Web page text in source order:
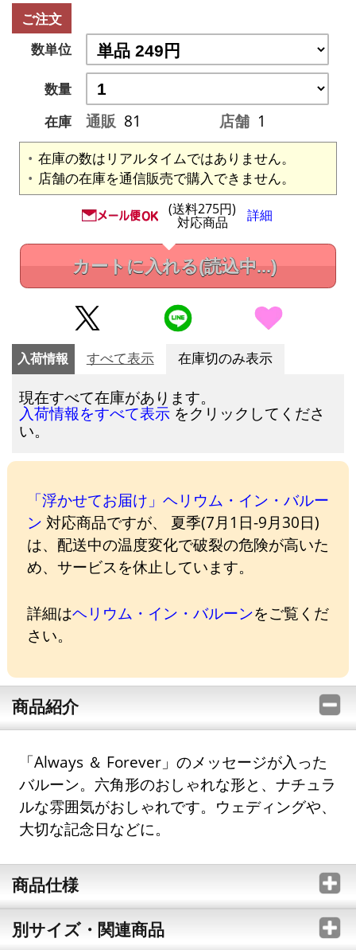
ご注文
数単位
数量
在庫
通販 81 店舗 1
在庫の数はリアルタイムではありません。
店舗の在庫を通信販売で購入できません。
(送料275円)
対応商品 詳細
カートに入れる(読込中...)
入荷情報 すべて表示 在庫切のみ表示
現在すべて在庫があります。
入荷情報をすべて表示 をクリックしてくださ
い。
「浮かせてお届け」ヘリウム・イン・バルー
ン 対応商品ですが、 夏季(7月1日-9月30日)
は、配送中の温度変化で破裂の危険が高いた
め、サービスを休止しています。
詳細はヘリウム・イン・バルーンをご覧くだ
さい。
商品紹介
「Always ＆ Forever」のメッセージが入った
バルーン。六角形のおしゃれな形と、ナチュラ
ルな雰囲気がおしゃれです。ウェディングや、
大切な記念日などに。
商品仕様
別サイズ・関連商品